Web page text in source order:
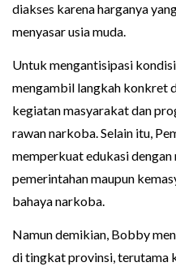
diakses karena harganya
menyasar usia muda.
Untuk mengantisipasi
mengambil langkah konkret
kegiatan masyarakat dan
rawan narkoba. Selain itu,
memperkuat edukasi
pemerintahan maupun
bahaya narkoba.
Namun demikian, Bobby
di tingkat provinsi, terutama